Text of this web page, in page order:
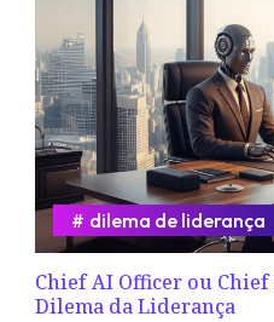
Chief AI Officer ou
Dilema da Liderança
dilema de liderança